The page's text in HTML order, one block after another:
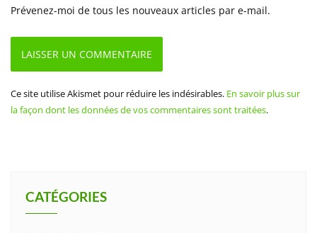
Prévenez-moi de tous les nouveaux articles par e-mail.
Ce site utilise Akismet pour réduire les indésirables. En savoir plus sur
la façon dont les données de vos commentaires sont traitées.
CATÉGORIES